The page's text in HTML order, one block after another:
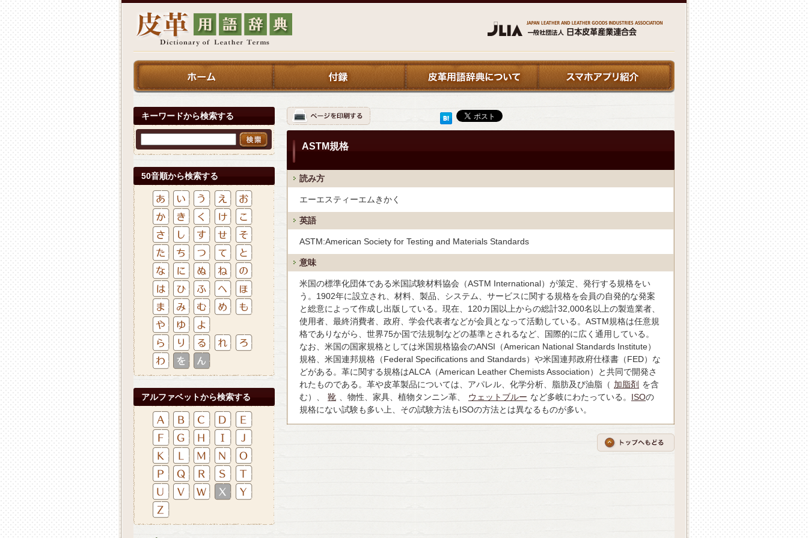
キーワードから検索する
50音順から検索する
アルファベットから検索する
ASTM規格
読み方
エーエスティーエムきかく
英語
ASTM:American Society for Testing and Materials Standards
意味
米国の標準化団体である米国試験材料協会（ASTM International）が策定、発行する規格をい
う。1902年に設立され、材料、製品、システム、サービスに関する規格を会員の自発的な発案
と総意によって作成し出版している。現在、120カ国以上からの総計32,000名以上の製造業者、
使用者、最終消費者、政府、学会代表者などが会員となって活動している。ASTM規格は任意規
格でありながら、世界75か国で法規制などの基準とされるなど、国際的に広く通用している。
なお、米国の国家規格としては米国規格協会のANSI（American National Standards Institute）
規格、米国連邦規格（Federal Specifications and Standards）や米国連邦政府仕様書（FED）な
どがある。革に関する規格はALCA（American Leather Chemists Association）と共同で開発さ
れたものである。革や皮革製品については、アパレル、化学分析、脂肪及び油脂（ 加脂剤 を含
む）、
靴 、物性、家具、植物タンニン革、 ウェットブルー など多岐にわたっている。 ISOの
規格にない試験も多い上、その試験方法もISOの方法とは異なるものが多い。